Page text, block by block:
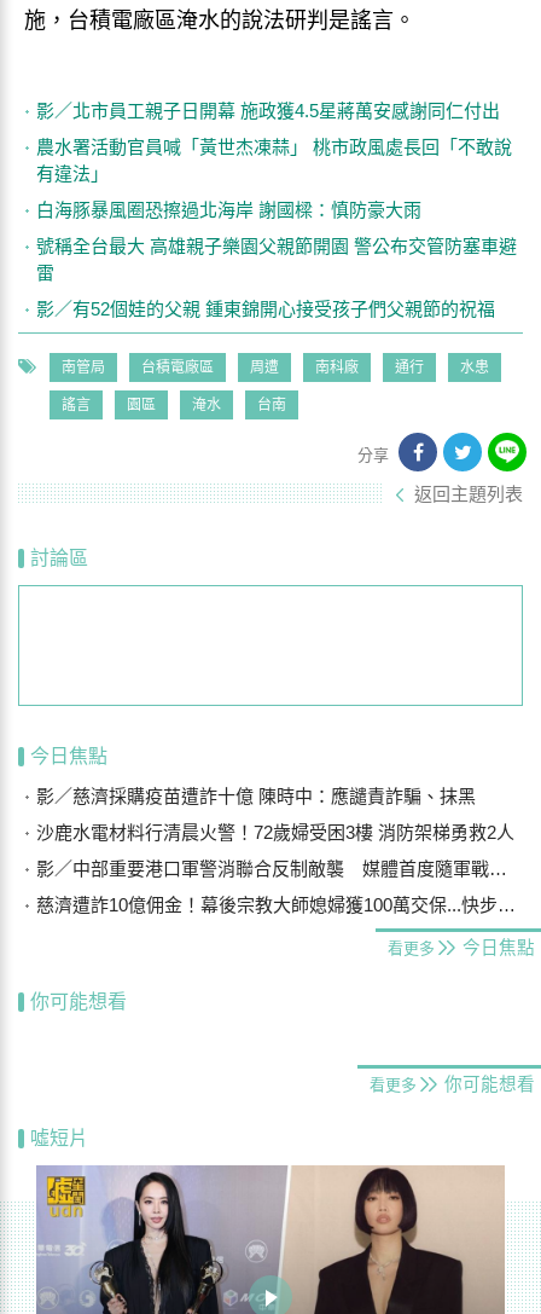
施，台積電廠區淹水的說法研判是謠言。
影／北市員工親子日開幕 施政獲4.5星蔣萬安感謝同仁付出
農水署活動官員喊「黃世杰凍蒜」 桃市政風處長回「不敢說
有違法」
白海豚暴風圈恐擦過北海岸 謝國樑：慎防豪大雨
號稱全台最大 高雄親子樂園父親節開園 警公布交管防塞車避
雷
影／有52個娃的父親 鍾東錦開心接受孩子們父親節的祝福
南管局 台積電廠區 周遭 南科廠 通行 水患
謠言 園區 淹水 台南
分享
返回主題列表
討論區
今日焦點
影／慈濟採購疫苗遭詐十億 陳時中：應譴責詐騙、抹黑
沙鹿水電材料行清晨火警！72歲婦受困3樓 消防架梯勇救2人
影／中部重要港口軍警消聯合反制敵襲 媒體首度隨軍戰鬥演練
慈濟遭詐10億佣金！幕後宗教大師媳婦獲100萬交保...快步奔離不發一語
看更多 今日焦點
你可能想看
看更多 你可能想看
噓短片